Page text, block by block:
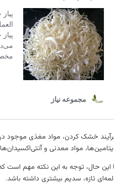
خشک کردن، مواد مغذی موجود
مواد معدنی و
این حال، توجه به این نکته مهم
تازه، سدیم بیشتری داشته باشد.